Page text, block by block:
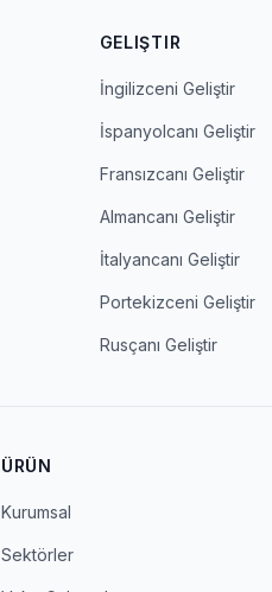
GELIŞTIR
İngilizceni Geliştir
İspanyolcanı Geliştir
Fransızcanı Geliştir
Almancanı Geliştir
İtalyancanı Geliştir
Portekizceni Geliştir
Rusçanı Geliştir
ÜRÜN
Kurumsal
Sektörler